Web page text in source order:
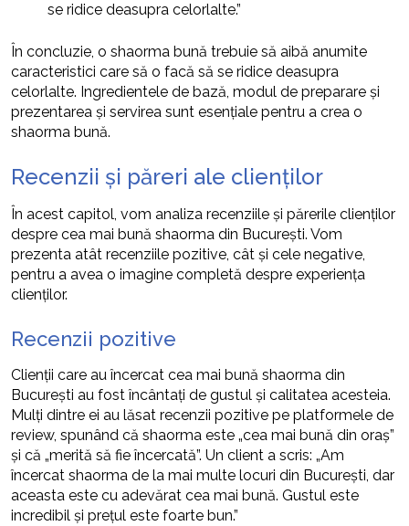
se ridice deasupra celorlalte.”
În concluzie, o shaorma bună trebuie să aibă anumite
caracteristici care să o facă să se ridice deasupra
celorlalte. Ingredientele de bază, modul de preparare și
prezentarea și servirea sunt esențiale pentru a crea o
shaorma bună.
Recenzii și păreri ale clienților
În acest capitol, vom analiza recenziile și părerile clienților
despre cea mai bună shaorma din București. Vom
prezenta atât recenziile pozitive, cât și cele negative,
pentru a avea o imagine completă despre experiența
clienților.
Recenzii pozitive
Clienții care au încercat cea mai bună shaorma din
București au fost încântați de gustul și calitatea acesteia.
Mulți dintre ei au lăsat recenzii pozitive pe platformele de
review, spunând că shaorma este „cea mai bună din oraș”
și că „merită să fie încercată”. Un client a scris: „Am
încercat shaorma de la mai multe locuri din București, dar
aceasta este cu adevărat cea mai bună. Gustul este
incredibil și prețul este foarte bun.”